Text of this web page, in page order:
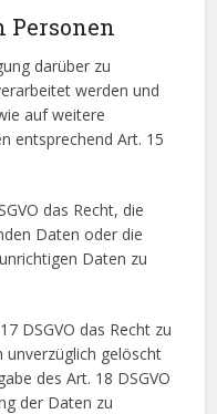
Personen
darüber zu
werden und
auf weitere
entsprechend Art. 15
das Recht, die
Daten oder die
Daten zu
DSGVO das Recht zu
gelöscht
des Art. 18 DSGVO
der Daten zu